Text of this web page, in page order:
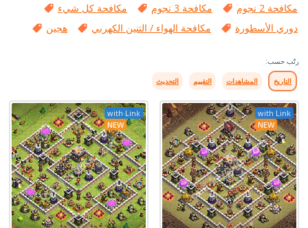
مكافحة 2 نجوم مكافحة 3 نجوم
مكافحة كل شيء
دوري الأسطورة
مكافحة الهواء / التنين الكهربي هجين
رتّب حسب:
التاريخ المشاهدات التقييم التحديث
with Link
NEW
with Link
NEW